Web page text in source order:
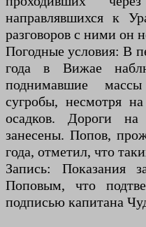
направлявшихся к
разговоров с ними он
Погодные условия: В
года в Вижае
поднимавшие
сугробы, несмотря на
осадков. Дороги
занесены. Попов,
года, отметил, что
Запись: Показания
Поповым, что
подписью капитана